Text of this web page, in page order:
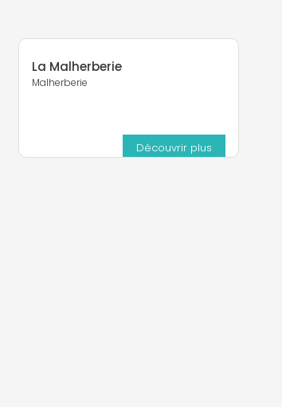
La Malherberie
Malherberie
Découvrir plus